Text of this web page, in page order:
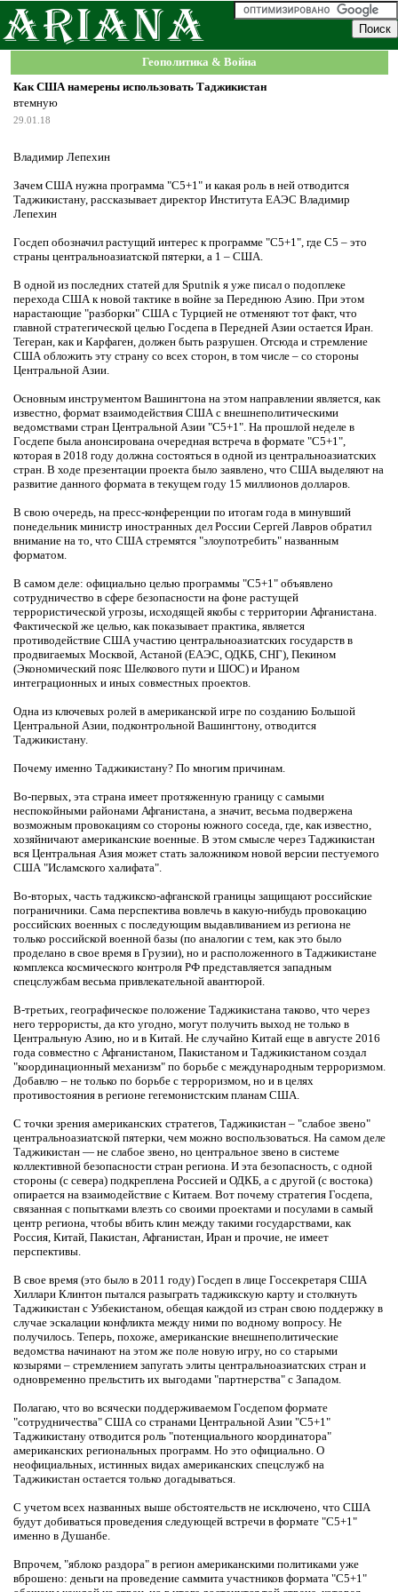
Геополитика & Война
Как США намерены использовать Таджикистан
втемную
29.01.18
Владимир Лепехин
Зачем США нужна программа "С5+1" и какая роль в ней отводится
Таджикистану, рассказывает директор Института ЕАЭС Владимир
Лепехин
Госдеп обозначил растущий интерес к программе "С5+1", где С5 – это
страны центральноазиатской пятерки, а 1 – США.
В одной из последних статей для Sputnik я уже писал о подоплеке
перехода США к новой тактике в войне за Переднюю Азию. При этом
нарастающие "разборки" США с Турцией не отменяют тот факт, что
главной стратегической целью Госдепа в Передней Азии остается Иран.
Тегеран, как и Карфаген, должен быть разрушен. Отсюда и стремление
США обложить эту страну со всех сторон, в том числе – со стороны
Центральной Азии.
Основным инструментом Вашингтона на этом направлении является, как
известно, формат взаимодействия США с внешнеполитическими
ведомствами стран Центральной Азии "С5+1". На прошлой неделе в
Госдепе была анонсирована очередная встреча в формате "С5+1",
которая в 2018 году должна состояться в одной из центральноазиатских
стран. В ходе презентации проекта было заявлено, что США выделяют на
развитие данного формата в текущем году 15 миллионов долларов.
В свою очередь, на пресс-конференции по итогам года в минувший
понедельник министр иностранных дел России Сергей Лавров обратил
внимание на то, что США стремятся "злоупотребить" названным
форматом.
В самом деле: официально целью программы "С5+1" объявлено
сотрудничество в сфере безопасности на фоне растущей
террористической угрозы, исходящей якобы с территории Афганистана.
Фактической же целью, как показывает практика, является
противодействие США участию центральноазиатских государств в
продвигаемых Москвой, Астаной (ЕАЭС, ОДКБ, СНГ), Пекином
(Экономический пояс Шелкового пути и ШОС) и Ираном
интеграционных и иных совместных проектов.
Одна из ключевых ролей в американской игре по созданию Большой
Центральной Азии, подконтрольной Вашингтону, отводится
Таджикистану.
Почему именно Таджикистану? По многим причинам.
Во-первых, эта страна имеет протяженную границу с самыми
неспокойными районами Афганистана, а значит, весьма подвержена
возможным провокациям со стороны южного соседа, где, как известно,
хозяйничают американские военные. В этом смысле через Таджикистан
вся Центральная Азия может стать заложником новой версии пестуемого
США "Исламского халифата".
Во-вторых, часть таджикско-афганской границы защищают российские
пограничники. Сама перспектива вовлечь в какую-нибудь провокацию
российских военных с последующим выдавливанием из региона не
только российской военной базы (по аналогии с тем, как это было
проделано в свое время в Грузии), но и расположенного в Таджикистане
комплекса космического контроля РФ представляется западным
спецслужбам весьма привлекательной авантюрой.
В-третьих, географическое положение Таджикистана таково, что через
него террористы, да кто угодно, могут получить выход не только в
Центральную Азию, но и в Китай. Не случайно Китай еще в августе 2016
года совместно с Афганистаном, Пакистаном и Таджикистаном создал
"координационный механизм" по борьбе с международным терроризмом.
Добавлю – не только по борьбе с терроризмом, но и в целях
противостояния в регионе гегемонистским планам США.
С точки зрения американских стратегов, Таджикистан – "слабое звено"
центральноазиатской пятерки, чем можно воспользоваться. На самом деле
Таджикистан — не слабое звено, но центральное звено в системе
коллективной безопасности стран региона. И эта безопасность, с одной
стороны (с севера) подкреплена Россией и ОДКБ, а с другой (с востока)
опирается на взаимодействие с Китаем. Вот почему стратегия Госдепа,
связанная с попытками влезть со своими проектами и посулами в самый
центр региона, чтобы вбить клин между такими государствами, как
Россия, Китай, Пакистан, Афганистан, Иран и прочие, не имеет
перспективы.
В свое время (это было в 2011 году) Госдеп в лице Госсекретаря США
Хиллари Клинтон пытался разыграть таджикскую карту и столкнуть
Таджикистан с Узбекистаном, обещая каждой из стран свою поддержку в
случае эскалации конфликта между ними по водному вопросу. Не
получилось. Теперь, похоже, американские внешнеполитические
ведомства начинают на этом же поле новую игру, но со старыми
козырями – стремлением запугать элиты центральноазиатских стран и
одновременно прельстить их выгодами "партнерства" с Западом.
Полагаю, что во всячески поддерживаемом Госдепом формате
"сотрудничества" США со странами Центральной Азии "С5+1"
Таджикистану отводится роль "потенциального координатора"
американских региональных программ. Но это официально. О
неофициальных, истинных видах американских спецслужб на
Таджикистан остается только догадываться.
С учетом всех названных выше обстоятельств не исключено, что США
будут добиваться проведения следующей встречи в формате "С5+1"
именно в Душанбе.
Впрочем, "яблоко раздора" в регион американскими политиками уже
вброшено: деньги на проведение саммита участников формата "С5+1"